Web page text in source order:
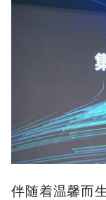
伴随着温馨而